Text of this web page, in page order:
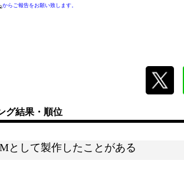
からご報告をお願い致します。
グ結果・順位
として製作したことがある